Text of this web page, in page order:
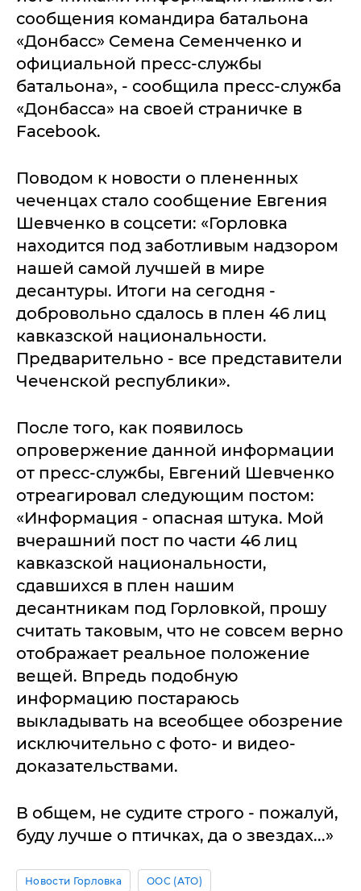
сообщения командира батальона
«Донбасс» Семена Семенченко и
официальной пресс-службы
батальона», - сообщила пресс-служба
«Донбасса» на своей страничке в
Facebook.
Поводом к новости о плененных
чеченцах стало сообщение Евгения
Шевченко в соцсети: «Горловка
находится под заботливым надзором
нашей самой лучшей в мире
десантуры. Итоги на сегодня -
добровольно сдалось в плен 46 лиц
кавказской национальности.
Предварительно - все представители
Чеченской республики».
После того, как появилось
опровержение данной информации
от пресс-службы, Евгений Шевченко
отреагировал следующим постом:
«Информация - опасная штука. Мой
вчерашний пост по части 46 лиц
кавказской национальности,
сдавшихся в плен нашим
десантникам под Горловкой, прошу
считать таковым, что не совсем верно
отображает реальное положение
вещей. Впредь подобную
информацию постараюсь
выкладывать на всеобщее обозрение
исключительно с фото- и видео-
доказательствами.
В общем, не судите строго - пожалуй,
буду лучше о птичках, да о звездах...»
Новости Горловка ООС (АТО)